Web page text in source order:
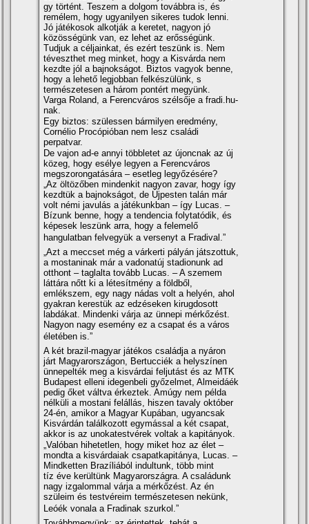
gy történt. Teszem a dolgom továbbra is, és
remélem, hogy ugyanilyen sikeres tudok lenni.
Jó játékosok alkotják a keretet, nagyon jó
közösségünk van, ez lehet az erősségünk.
Tudjuk a céljainkat, és ezért teszünk is. Nem
téveszthet meg minket, hogy a Kisvárda nem
kezdte jól a bajnokságot. Biztos vagyok benne,
hogy a lehető legjobban felkészülünk, s
természetesen a három pontért megyünk.
Varga Roland, a Ferencváros szélsője a fradi.hu-
nak.
Egy biztos: szülessen bármilyen eredmény,
Cornélio Procópióban nem lesz családi
perpatvar.
De vajon ad-e annyi többletet az újoncnak az új
közeg, hogy esélye legyen a Ferencváros
megszorongatására – esetleg legyőzésére?
„Az öltözőben mindenkit nagyon zavar, hogy í­gy
kezdtük a bajnokságot, de Újpesten talán már
volt némi javulás a játékunkban – í­gy Lucas. –
Bí­zunk benne, hogy a tendencia folytatódik, és
képesek leszünk arra, hogy a felemelő
hangulatban felvegyük a versenyt a Fradival.”
„Azt a meccset még a várkerti pályán játszottuk,
a mostaninak már a vadonatúj stadionunk ad
otthont – taglalta tovább Lucas. – A szemem
láttára nőtt ki a létesí­tmény a földből,
emlékszem, egy nagy nádas volt a helyén, ahol
gyakran kerestük az edzéseken kirugdosott
labdákat. Mindenki várja az ünnepi mérkőzést.
Nagyon nagy esemény ez a csapat és a város
életében is.”
A két brazil-magyar játékos családja a nyáron
járt Magyarországon, Bertucciék a helyszí­nen
ünnepelték meg a kisvárdai feljutást és az MTK
Budapest elleni idegenbeli győzelmet, Almeidáék
pedig őket váltva érkeztek. Amúgy nem példa
nélküli a mostani felállás, hiszen tavaly október
24-én, amikor a Magyar Kupában, ugyancsak
Kisvárdán találkozott egymással a két csapat,
akkor is az unokatestvérek voltak a kapitányok.
„Valóban hihetetlen, hogy miket hoz az élet –
mondta a kisvárdaiak csapatkapitánya, Lucas. –
Mindketten Brazí­liából indultunk, több mint
tí­z éve kerültünk Magyarországra. A családunk
nagy izgalommal várja a mérkőzést. Az én
szüleim és testvéreim természetesen nekünk,
Leóék vonala a Fradinak szurkol.”